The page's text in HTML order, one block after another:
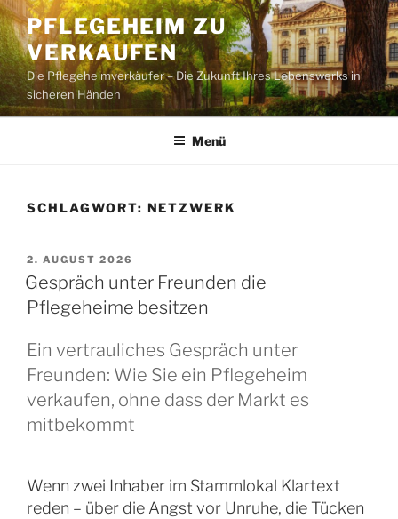
Zum
Inhalt
springen
PFLEGEHEIM ZU
VERKAUFEN
Die Pflegeheimverkäufer – Die Zukunft Ihres Lebenswerks in
sicheren Händen
Menü
SCHLAGWORT: NETZWERK
VERÖFFENTLICHT
AM
2. AUGUST 2026
Gespräch unter Freunden die
Pflegeheime besitzen
Ein vertrauliches Gespräch unter
Freunden: Wie Sie ein Pflegeheim
verkaufen, ohne dass der Markt es
mitbekommt
Wenn zwei Inhaber im Stammlokal Klartext
reden – über die Angst vor Unruhe, die Tücken